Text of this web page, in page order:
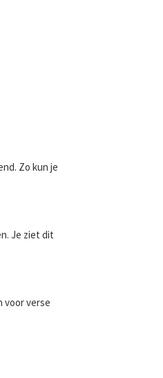
Zo kun je
Je ziet dit
voor verse